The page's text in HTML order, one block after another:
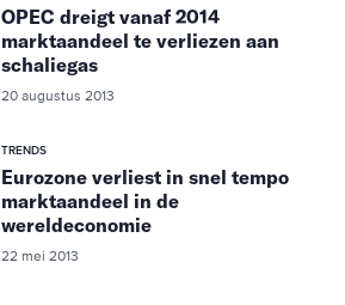
OPEC dreigt vanaf 2014
marktaandeel te verliezen aan
schaliegas
20 augustus 2013
TRENDS
Eurozone verliest in snel tempo
marktaandeel in de
wereldeconomie
22 mei 2013